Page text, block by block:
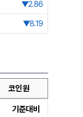
▼2.86
▼8.19
코인원
기준대비